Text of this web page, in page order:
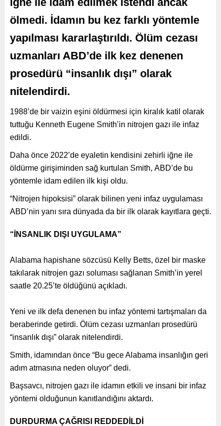
ölmedi. İdamın bu kez farklı yöntemle
yapılması kararlaştırıldı. Ölüm cezası
uzmanları ABD’de ilk kez denenen
prosedürü “insanlık dışı” olarak
nitelendirdi.
1988’de bir vaizin eşini öldürmesi için kiralık katil olarak
tuttuğu Kenneth Eugene Smith’in nitrojen gazı ile infaz
edildi.
Daha önce 2022’de eyaletin kendisini zehirli iğne ile
öldürme girişiminden sağ kurtulan Smith, ABD’de bu
yöntemle idam edilen ilk kişi oldu.
“Nitrojen hipoksisi” olarak bilinen yeni infaz uygulaması
ABD’nin yanı sıra dünyada da bir ilk olarak kayıtlara geçti.
“İNSANLIK DIŞI UYGULAMA”
Alabama hapishane sözcüsü Kelly Betts, özel bir maske
takılarak nitrojen gazı soluması sağlanan Smith’in yerel
saatle 20.25’te öldüğünü açıkladı.
Yeni ve ilk defa denenen bu infaz yöntemi tartışmaları da
beraberinde getirdi. Ölüm cezası uzmanları prosedürü
“insanlık dışı” olarak nitelendirdi.
Smith, idamından önce “Bu gece Alabama insanlığın geri
adım atmasına neden oluyor” dedi.
Başsavcı, nitrojen gazı ile idamın etkili ve insani bir infaz
yöntemi olduğunun kanıtlandığını aktardı.
DURDURMA ÇAĞRISI REDDEDİLDİ